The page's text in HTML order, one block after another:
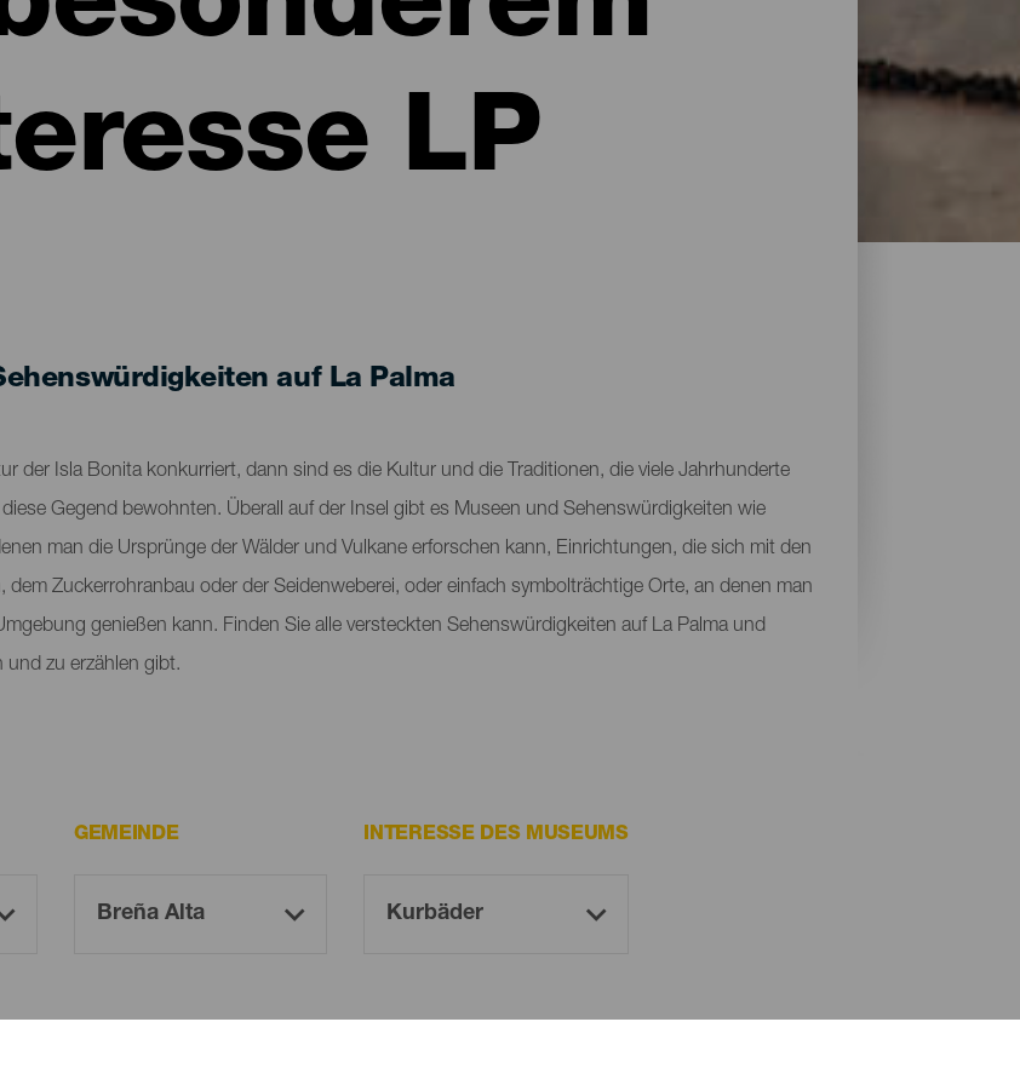
LP
auf La Palma
der Isla Bonita konkurriert, dann sind es die Kultur und die Traditionen, die viele Jahrhunderte
Gegend bewohnten. Überall auf der Insel gibt es Museen und Sehenswürdigkeiten wie
man die Ursprünge der Wälder und Vulkane erforschen kann, Einrichtungen, die sich mit den
dem Zuckerrohranbau oder der Seidenweberei, oder einfach symbolträchtige Orte, an denen man
genießen kann. Finden Sie alle versteckten Sehenswürdigkeiten auf La Palma und
und zu erzählen gibt.
GEMEINDE INTERESSE DES MUSEUMS